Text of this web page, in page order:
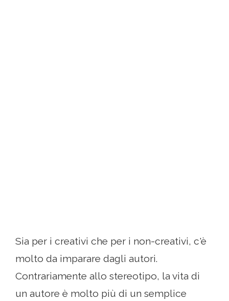
Sia per i creativi che per i non-creativi, c'è
molto da imparare dagli autori.
Contrariamente allo stereotipo, la vita di
un autore è molto più di un semplice